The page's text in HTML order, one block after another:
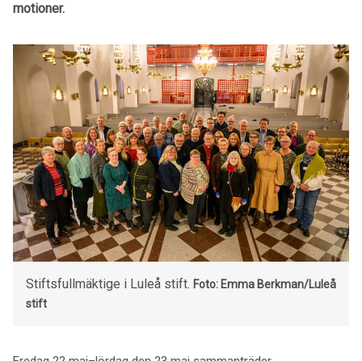
motioner.
Stiftsfullmäktige i Luleå stift. Foto: Emma Berkman/Luleå
stift